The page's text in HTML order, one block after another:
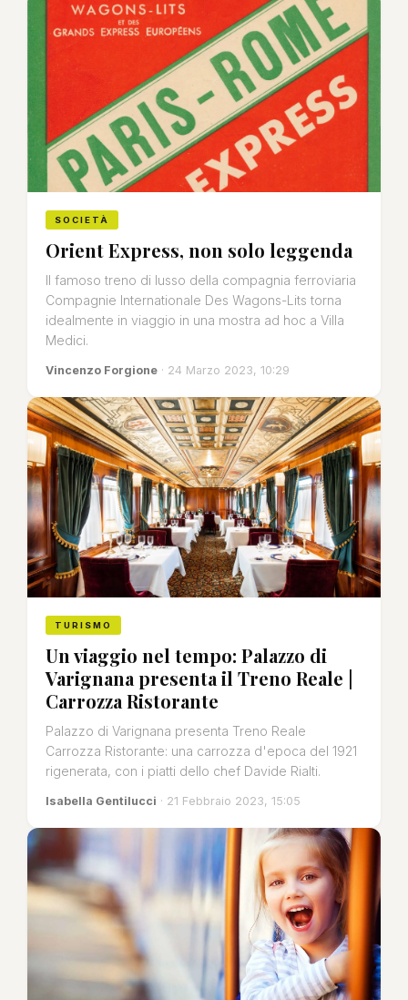
SOCIETÀ
Orient Express, non solo leggenda
Il famoso treno di lusso della compagnia ferroviaria
Compagnie Internationale Des Wagons-Lits torna
idealmente in viaggio in una mostra ad hoc a Villa
Medici.
Vincenzo Forgione · 24 Marzo 2023, 10:29
TURISMO
Un viaggio nel tempo: Palazzo di
Varignana presenta il Treno Reale |
Carrozza Ristorante
Palazzo di Varignana presenta Treno Reale
Carrozza Ristorante: una carrozza d'epoca del 1921
rigenerata, con i piatti dello chef Davide Rialti.
Isabella Gentilucci · 21 Febbraio 2023, 15:05